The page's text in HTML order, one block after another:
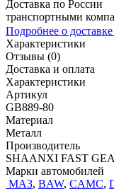
Доставка по России
транспортными
Подробнее о доставке
Характеристики
Отзывы (0)
Доставка и оплата
Характеристики
Артикул
GB889-80
Материал
Металл
Производитель
SHAANXI FAST
Марки автомобилей
МАЗ, BAW, CAMC,